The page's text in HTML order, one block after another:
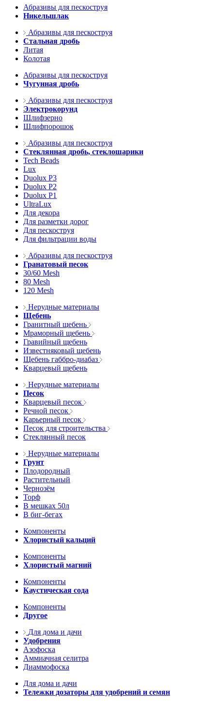
Абразивы для пескоструя
Никельшлак
Абразивы для пескоструя
Стальная дробь
Литая
Колотая
Абразивы для пескоструя
Чугунная дробь
Абразивы для пескоструя
Электрокорунд
Шлифзерно
Шлифпорошок
Абразивы для пескоструя
Стеклянная дробь, стеклошарики
Tech Beads
Lux
Duolux P3
Duolux P2
Duolux P1
UltraLux
Для декора
Для разметки дорог
Для пескоструя
Для фильтрации воды
Абразивы для пескоструя
Гранатовый песок
30/60 Mesh
80 Mesh
120 Mesh
Нерудные материалы
Щебень
Гранитный щебень
Мраморный щебень
Гравийный щебень
Известняковый щебень
Щебень габбро-диабаз
Кварцевый щебень
Нерудные материалы
Песок
Кварцевый песок
Речной песок
Карьерный песок
Песок для строительства
Стеклянный песок
Нерудные материалы
Грунт
Плодородный
Растительный
Чернозём
Торф
В мешках 50л
В биг-бегах
Компоненты
Хлористый кальций
Компоненты
Хлористый магний
Компоненты
Каустическая сода
Компоненты
Другое
Для дома и дачи
Удобрения
Азофоска
Аммиачная селитра
Диаммофоска
Для дома и дачи
Тележки дозаторы для удобрений и семян